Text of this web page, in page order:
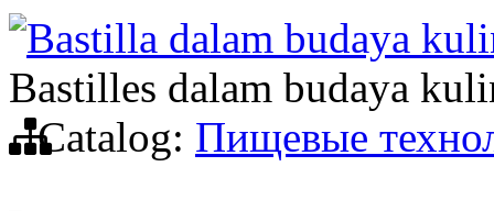
Bastilla dalam budaya
Bastilles dalam budaya
Catalog: Пищевые